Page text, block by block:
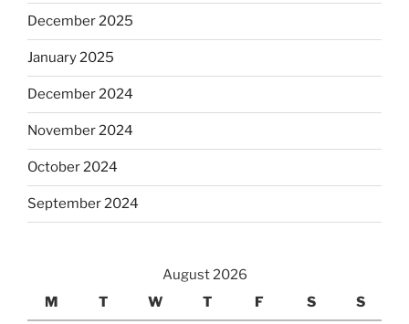
December 2025
January 2025
December 2024
November 2024
October 2024
September 2024
August 2026
M
T W T F S S